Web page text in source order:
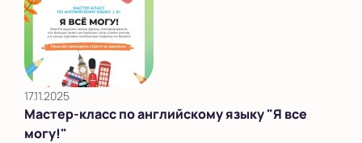
17.11.2025
Мастер-класс по английскому языку "Я все
могу!"